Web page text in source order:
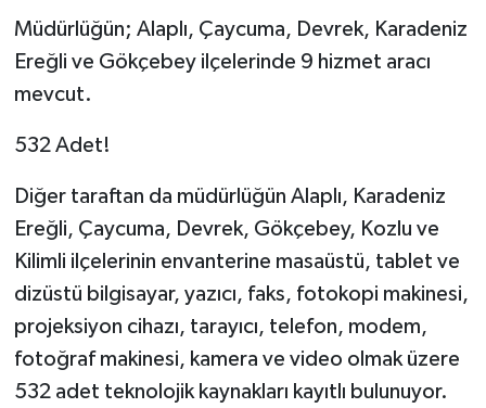
Müdürlüğün; Alaplı, Çaycuma, Devrek, Karadeniz
Ereğli ve Gökçebey ilçelerinde 9 hizmet aracı
mevcut.
532 Adet!
Diğer taraftan da müdürlüğün Alaplı, Karadeniz
Ereğli, Çaycuma, Devrek, Gökçebey, Kozlu ve
Kilimli ilçelerinin envanterine masaüstü, tablet ve
dizüstü bilgisayar, yazıcı, faks, fotokopi makinesi,
projeksiyon cihazı, tarayıcı, telefon, modem,
fotoğraf makinesi, kamera ve video olmak üzere
532 adet teknolojik kaynakları kayıtlı bulunuyor.